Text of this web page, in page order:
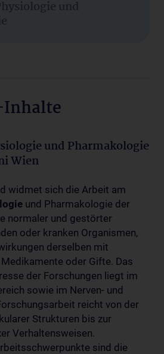
und
und Pharmakologie
Wien
widmet sich die Arbeit am
und Pharmakologie der
normaler und gestörter
oder kranken Organismen,
derselben mit
oder Gifte. Das
der Forschungen liegt im
sowie im Nerven- und
reicht von der
Strukturen bis zur
Verhaltensweisen.
sind die